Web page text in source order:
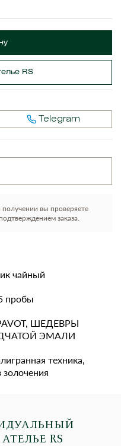
RS
Telegram
вы проверяете
заказа.
чайный
пробы
ШЕДЕВРЫ
ЭМАЛИ
техника,
RS